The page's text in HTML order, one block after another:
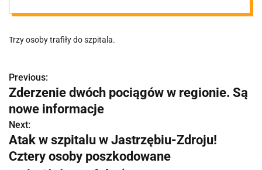
Są nowe
informacje
Trzy osoby trafiły do szpitala.
N
a
w
i
Previous:
Zderzenie dwóch pociągów w regionie. Są
nowe informacje
Next:
Atak w szpitalu w Jastrzębiu-Zdroju!
Cztery osoby poszkodowane